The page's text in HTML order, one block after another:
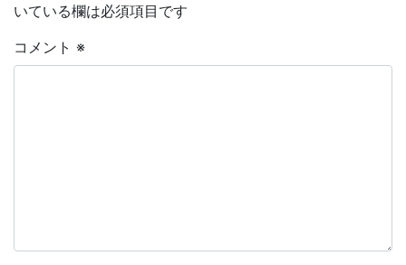
いている欄は必須項目です
コメント ※